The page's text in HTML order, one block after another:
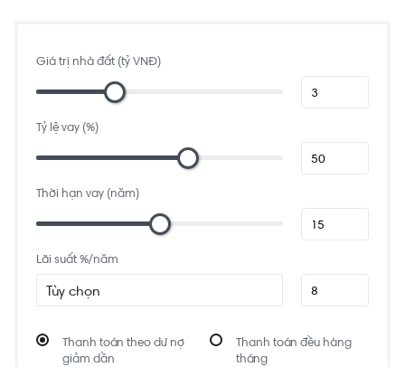
Giá trị nhà đất (tỷ VNĐ)
Tỷ lệ vay (%)
Thời hạn vay (năm)
Lãi suất %/năm
Tùy chọn
Thanh toán theo dư nợ
giảm dần
Thanh toán đều hàng
tháng